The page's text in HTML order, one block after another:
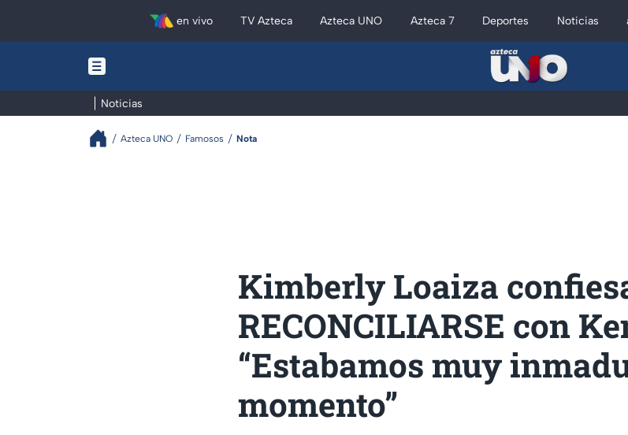
en vivo TV Azteca Azteca UNO Azteca 7 Deportes Noticias
Noticias
Azteca UNO Famosos Nota
Kimberly Loaiza
RECONCILIARSE con
“Estabamos muy
momento”